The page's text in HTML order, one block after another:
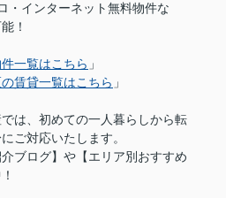
・インターネット無料物件な
！
一覧はこちら 」
賃貸一覧はこちら 」
は、初めての一人暮らしから転
ご対応いたします。
ブログ】や【エリア別おすすめ